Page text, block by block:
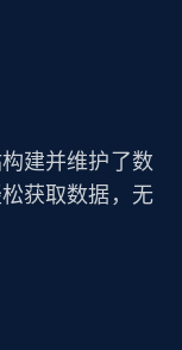
建并维护了数
获取数据，无